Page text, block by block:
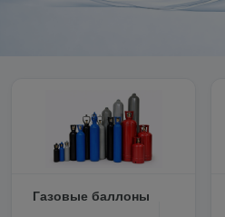
Газовые баллоны